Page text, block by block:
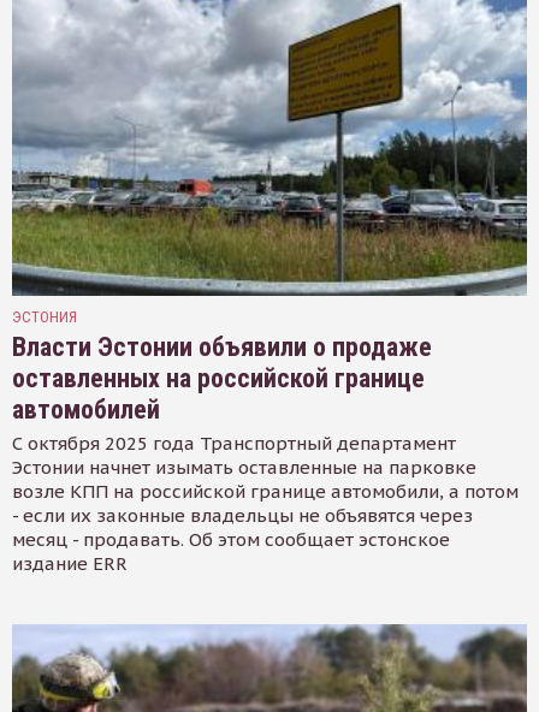
ЭСТОНИЯ
Власти Эстонии объявили о продаже
оставленных на российской границе
автомобилей
С октября 2025 года Транспортный департамент
Эстонии начнет изымать оставленные на парковке
возле КПП на российской границе автомобили, а потом
- если их законные владельцы не объявятся через
месяц - продавать. Об этом сообщает эстонское
издание ERR